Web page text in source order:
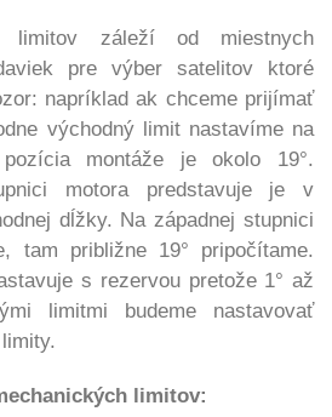
limitov záleží od miestnych
pre výber satelitov ktoré
napríklad ak chceme prijímať
východný limit nastavíme na
montáže je okolo 19°.
motora predstavuje je v
dĺžky. Na západnej stupnici
tam približne 19° pripočítame.
s rezervou pretože 1° až
limitmi budeme nastavovať
limitov: